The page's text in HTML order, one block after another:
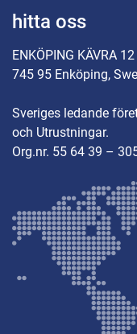
hitta oss
ENKÖPING KÄVRA 12
745 95 Enköping,
Sveriges ledande
och Utrustningar.
Org.nr. 55 64 39 –